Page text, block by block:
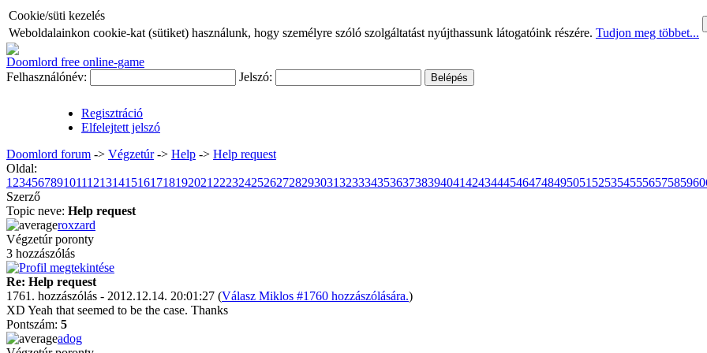
Cookie/süti kezelés
Weboldalainkon cookie-kat (sütiket) használunk, hogy személyre szóló szolgáltatást nyújthassunk látogatóink részére. Tudjon meg többet...
Doomlord free online-game
Felhasználónév:
Jelszó:
Regisztráció
Elfelejtett jelszó
Doomlord forum -> Végzetúr-> Help -> Help request
Oldal:
1 23456789101112131415161718192021 222324252627282930313233343536373839404142434445464748495051 525354555657585960
Szerző
Topic neve: Help request
roxzard
Végzetúr poronty
3 hozzászólás
Re: Help request
1761. hozzászólás - 2012.12.14. 20:01:27 (Válasz Miklos #1760 hozzászólására.)
XD Yeah that seemed to be the case. Thanks
Pontszám: 5
adog